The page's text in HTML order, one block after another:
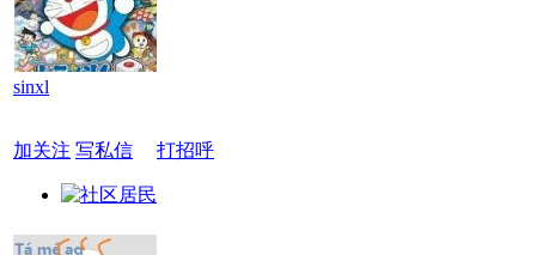
sinxl
加关注 写私信 打招呼